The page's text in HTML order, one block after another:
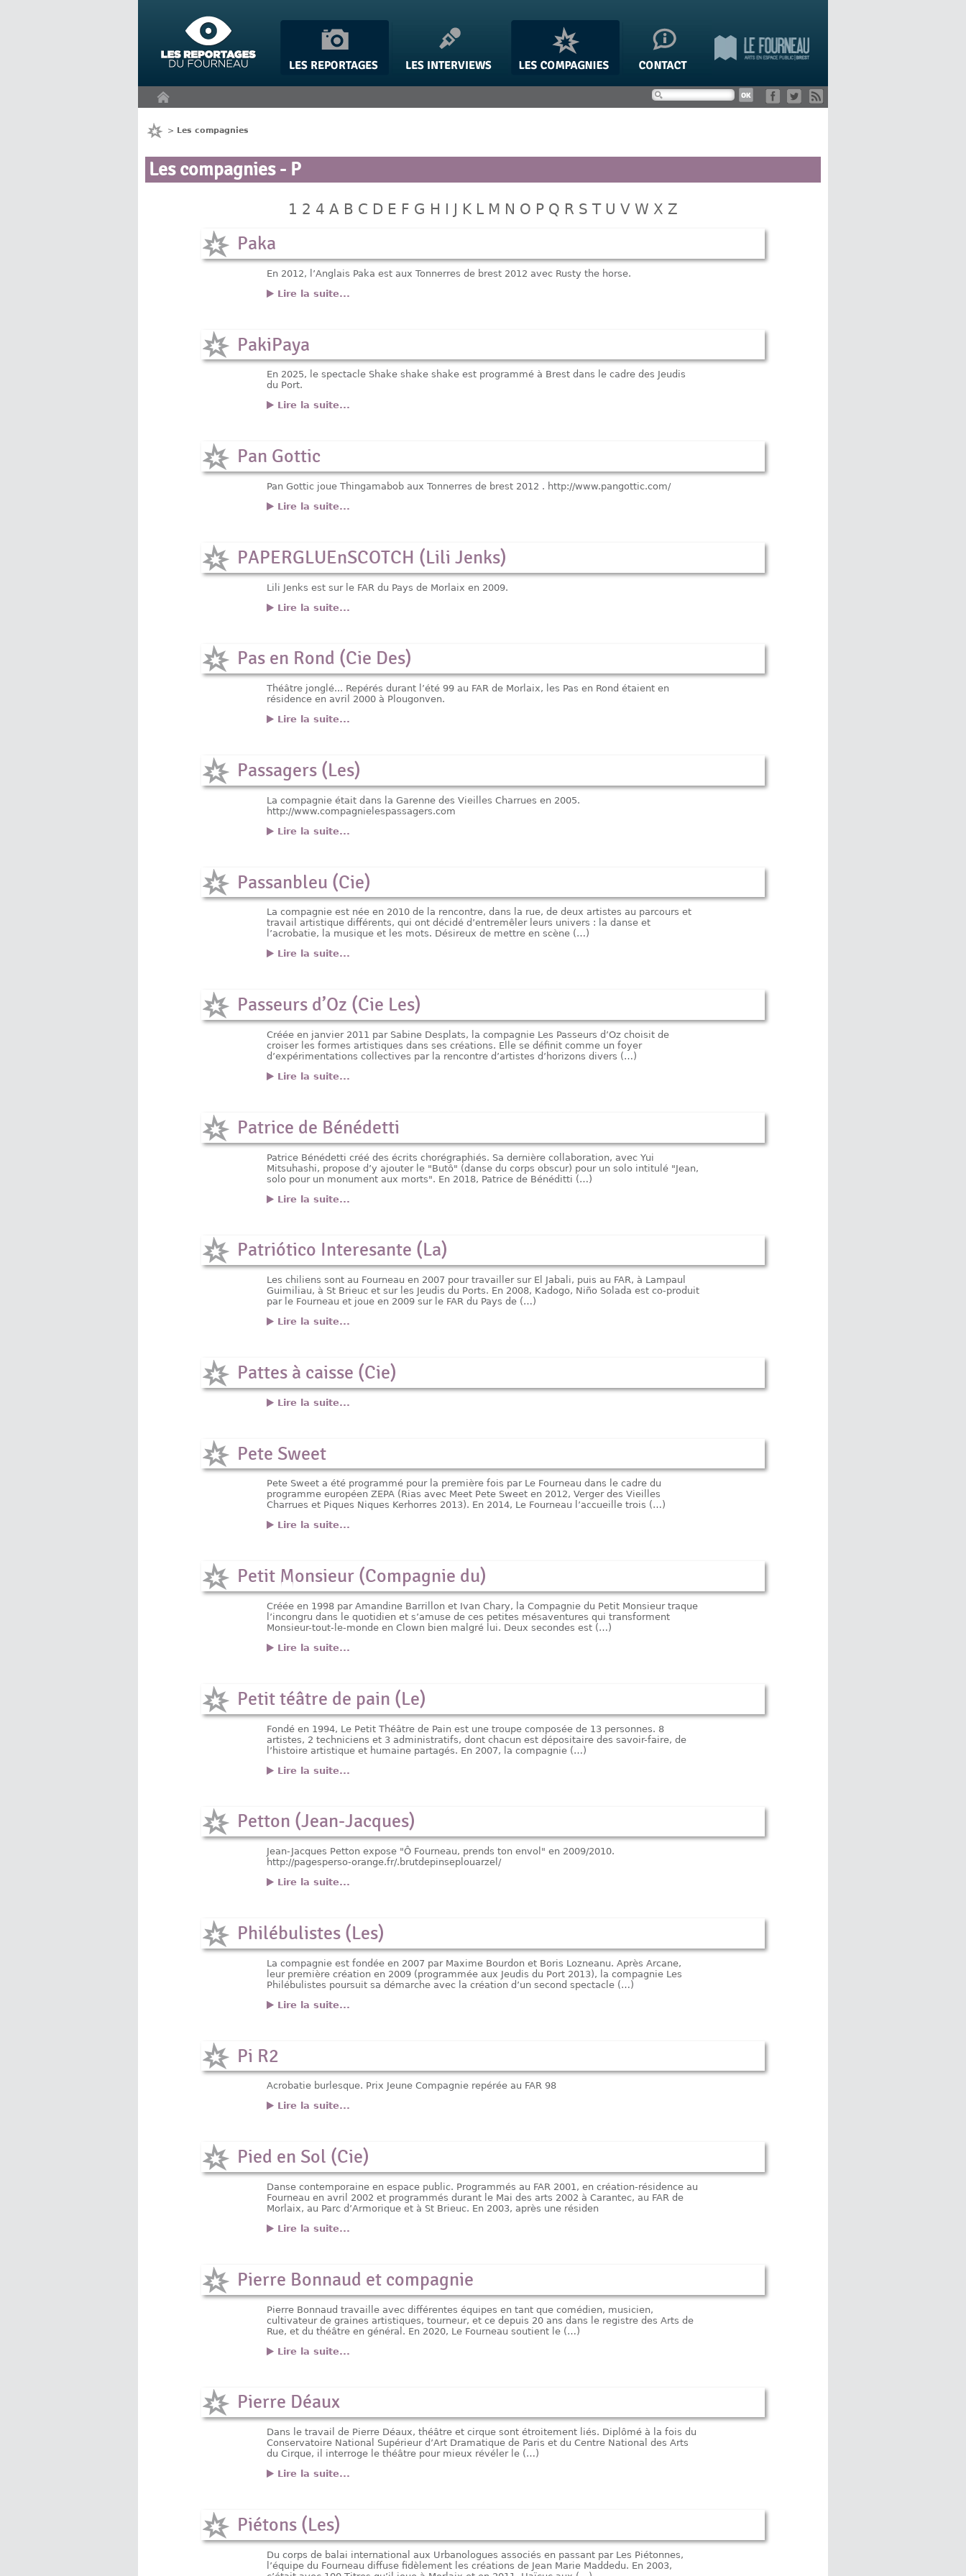
> Les compagnies
Les compagnies - P
1 2 4 A B C D E F G H K L M N O P Q R S T U V W X Z
Paka
En 2012, l’Anglais Paka est aux Tonnerres de brest 2012 avec Rusty the horse.
Lire la suite...
PakiPaya
En 2025, le spectacle Shake shake shake est programmé à Brest dans le cadre des Jeudis
du Port.
Lire la suite...
Pan Gottic
Pan Gottic joue Thingamabob aux Tonnerres de brest 2012 . http://www.pangottic.com/
Lire la suite...
PAPERGLUEnSCOTCH (Lili Jenks)
Lili Jenks est sur le FAR du Pays de Morlaix en 2009.
Lire la suite...
Pas en Rond (Cie Des)
Théâtre jonglé... Repérés durant l’été 99 au FAR de Morlaix, les Pas en Rond étaient en
résidence en avril 2000 à Plougonven.
Lire la suite...
Passagers (Les)
La compagnie était dans la Garenne des Vieilles Charrues en 2005.
http://www.compagnielespassagers.com
Lire la suite...
Passanbleu (Cie)
La compagnie est née en 2010 de la rencontre, dans la rue, de deux artistes au parcours et
travail artistique différents, qui ont décidé d’entremêler leurs univers : la danse et
l’acrobatie, la musique et les mots. Désireux de mettre en scène (…)
Lire la suite...
Passeurs d’Oz (Cie Les)
Créée en janvier 2011 par Sabine Desplats, la compagnie Les Passeurs d’Oz choisit de
croiser les formes artistiques dans ses créations. Elle se définit comme un foyer
d’expérimentations collectives par la rencontre d’artistes d’horizons divers (…)
Lire la suite...
Patrice de Bénédetti
Patrice Bénédetti créé des écrits chorégraphiés. Sa dernière collaboration, avec Yui
Mitsuhashi, propose d’y ajouter le "Butô" (danse du corps obscur) pour un solo intitulé "Jean,
solo pour un monument aux morts". En 2018, Patrice de Bénéditti (…)
Lire la suite...
Patriótico Interesante (La)
Les chiliens sont au Fourneau en 2007 pour travailler sur El Jabali, puis au FAR, à Lampaul
Guimiliau, à St Brieuc et sur les Jeudis du Ports. En 2008, Kadogo, Niño Solada est co-produit
par le Fourneau et joue en 2009 sur le FAR du Pays de (…)
Lire la suite...
Pattes à caisse (Cie)
Lire la suite...
Pete Sweet
Pete Sweet a été programmé pour la première fois par Le Fourneau dans le cadre du
programme européen ZEPA (Rias avec Meet Pete Sweet en 2012, Verger des Vieilles
Charrues et Piques Niques Kerhorres 2013). En 2014, Le Fourneau l’accueille trois (…)
Lire la suite...
Petit Monsieur (Compagnie du)
Créée en 1998 par Amandine Barrillon et Ivan Chary, la Compagnie du Petit Monsieur traque
l’incongru dans le quotidien et s’amuse de ces petites mésaventures qui transforment
Monsieur-tout-le-monde en Clown bien malgré lui. Deux secondes est (…)
Lire la suite...
Petit téâtre de pain (Le)
Fondé en 1994, Le Petit Théâtre de Pain est une troupe composée de 13 personnes. 8
artistes, 2 techniciens et 3 administratifs, dont chacun est dépositaire des savoir-faire, de
l’histoire artistique et humaine partagés. En 2007, la compagnie (…)
Lire la suite...
Petton (Jean-Jacques)
Jean-Jacques Petton expose "Ô Fourneau, prends ton envol" en 2009/2010.
http://pagesperso-orange.fr/.brutdepinseplouarzel/
Lire la suite...
Philébulistes (Les)
La compagnie est fondée en 2007 par Maxime Bourdon et Boris Lozneanu. Après Arcane,
leur première création en 2009 (programmée aux Jeudis du Port 2013), la compagnie Les
Philébulistes poursuit sa démarche avec la création d’un second spectacle (…)
Lire la suite...
Pi R2
Acrobatie burlesque. Prix Jeune Compagnie repérée au FAR 98
Lire la suite...
Pied en Sol (Cie)
Danse contemporaine en espace public. Programmés au FAR 2001, en création-résidence au
Fourneau en avril 2002 et programmés durant le Mai des arts 2002 à Carantec, au FAR de
Morlaix, au Parc d’Armorique et à St Brieuc. En 2003, après une résiden
Lire la suite...
Pierre Bonnaud et compagnie
Pierre Bonnaud travaille avec différentes équipes en tant que comédien, musicien,
cultivateur de graines artistiques, tourneur, et ce depuis 20 ans dans le registre des Arts de
Rue, et du théâtre en général. En 2020, Le Fourneau soutient le (…)
Lire la suite...
Pierre Déaux
Dans le travail de Pierre Déaux, théâtre et cirque sont étroitement liés. Diplômé à la fois du
Conservatoire National Supérieur d’Art Dramatique de Paris et du Centre National des Arts
du Cirque, il interroge le théâtre pour mieux révéler le (…)
Lire la suite...
Piétons (Les)
Du corps de balai international aux Urbanologues associés en passant par Les Piétonnes,
l’équipe du Fourneau diffuse fidèlement les créations de Jean Marie Maddedu. En 2003,